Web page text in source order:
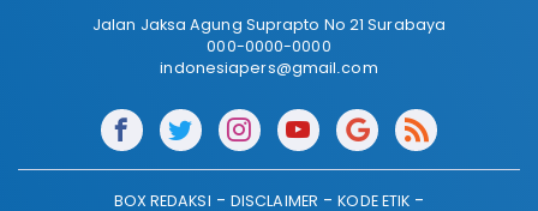
Jalan Jaksa Agung Suprapto No 21 Surabaya
000-0000-0000
indonesiapers@gmail.com
BOX REDAKSI DISCLAIMER KODE ETIK